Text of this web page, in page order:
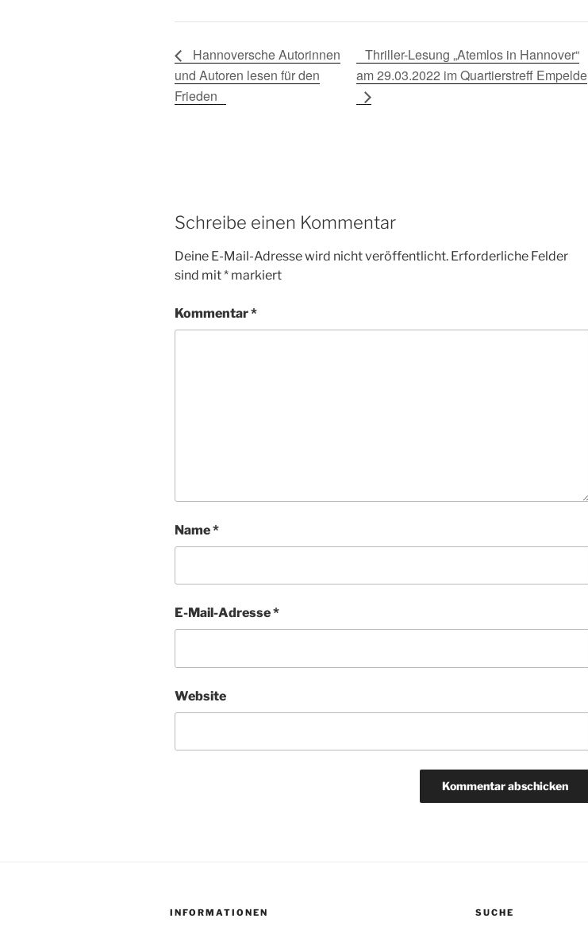
Hannoversche Autorinnen
und Autoren lesen für den
Frieden
Thriller-Lesung „Atemlos in Hannover“
am 29.03.2022 im Quartierstreff Empelde
Schreibe einen Kommentar
Deine E-Mail-Adresse wird nicht veröffentlicht. Erforderliche Felder
sind mit* markiert
Kommentar*
Name*
E-Mail-Adresse*
Website
INFORMATIONEN SUCHE